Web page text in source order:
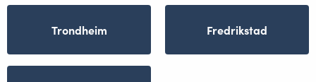
Trondheim Fredrikstad